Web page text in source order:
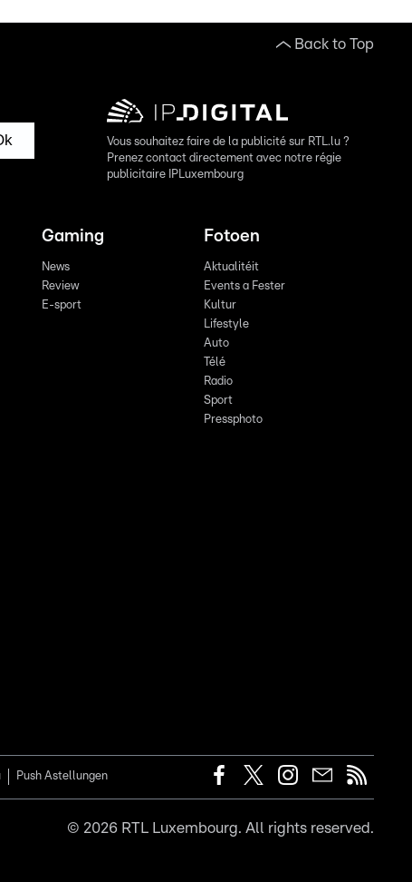
Back to Top
Vous souhaitez faire de la publicité sur RTL.lu ?
Prenez contact directement avec notre régie
publicitaire IPLuxembourg
Gaming
News
Review
E-sport
Fotoen
Aktualitéit
Events a Fester
Kultur
Lifestyle
Auto
Télé
Radio
Sport
Pressphoto
Push Astellungen
© 2026 RTL Luxembourg. All rights reserved.